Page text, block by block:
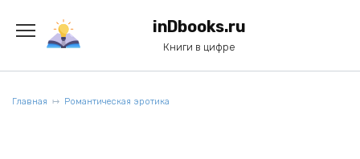
содержанию
inDbooks.ru
Книги в цифре
Главная Романтическая эротика